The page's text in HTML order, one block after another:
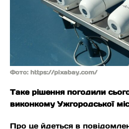
Фото: https://pixabay.com/
Таке рішення погодили
виконкому Ужгородської
Про це йдеться в